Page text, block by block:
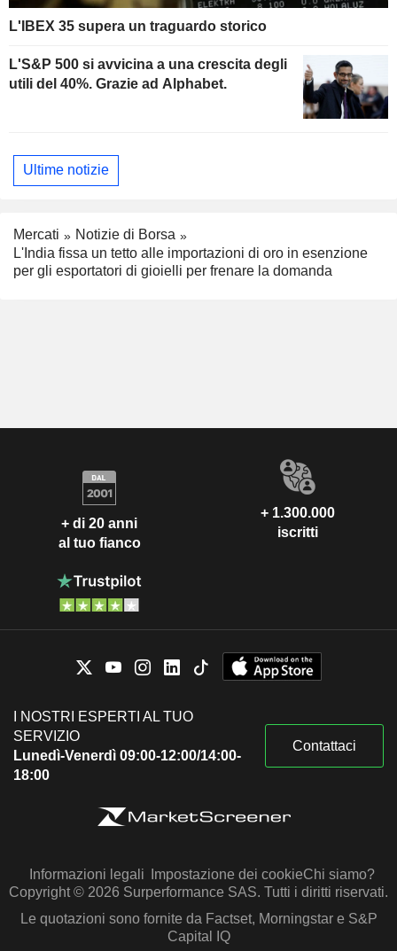
L'IBEX 35 supera un traguardo storico
L'S&P 500 si avvicina a una crescita degli
utili del 40%. Grazie ad Alphabet.
Ultime notizie
Mercati
Notizie di Borsa
L'India fissa un tetto alle importazioni di oro in esenzione
per gli esportatori di gioielli per frenare la domanda
+ di 20 anni
al tuo fianco
+ 1.300.000
iscritti
I NOSTRI ESPERTI AL TUO
SERVIZIO
Lunedì-Venerdì 09:00-12:00/14:00-
18:00
Contattaci
Informazioni legali Impostazione dei cookieChi siamo?
Copyright © 2026 Surperformance SAS. Tutti i diritti riservati.
Le quotazioni sono fornite da Factset, Morningstar e S&P
Capital IQ